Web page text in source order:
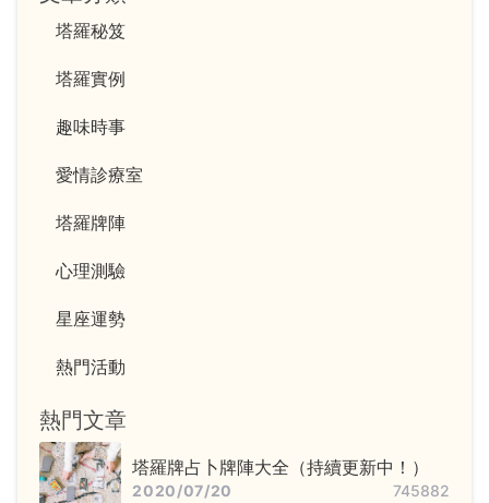
塔羅秘笈
塔羅實例
趣味時事
愛情診療室
塔羅牌陣
心理測驗
星座運勢
熱門活動
熱門文章
塔羅牌占卜牌陣大全（持續更新中！）
2020/07/20 745882